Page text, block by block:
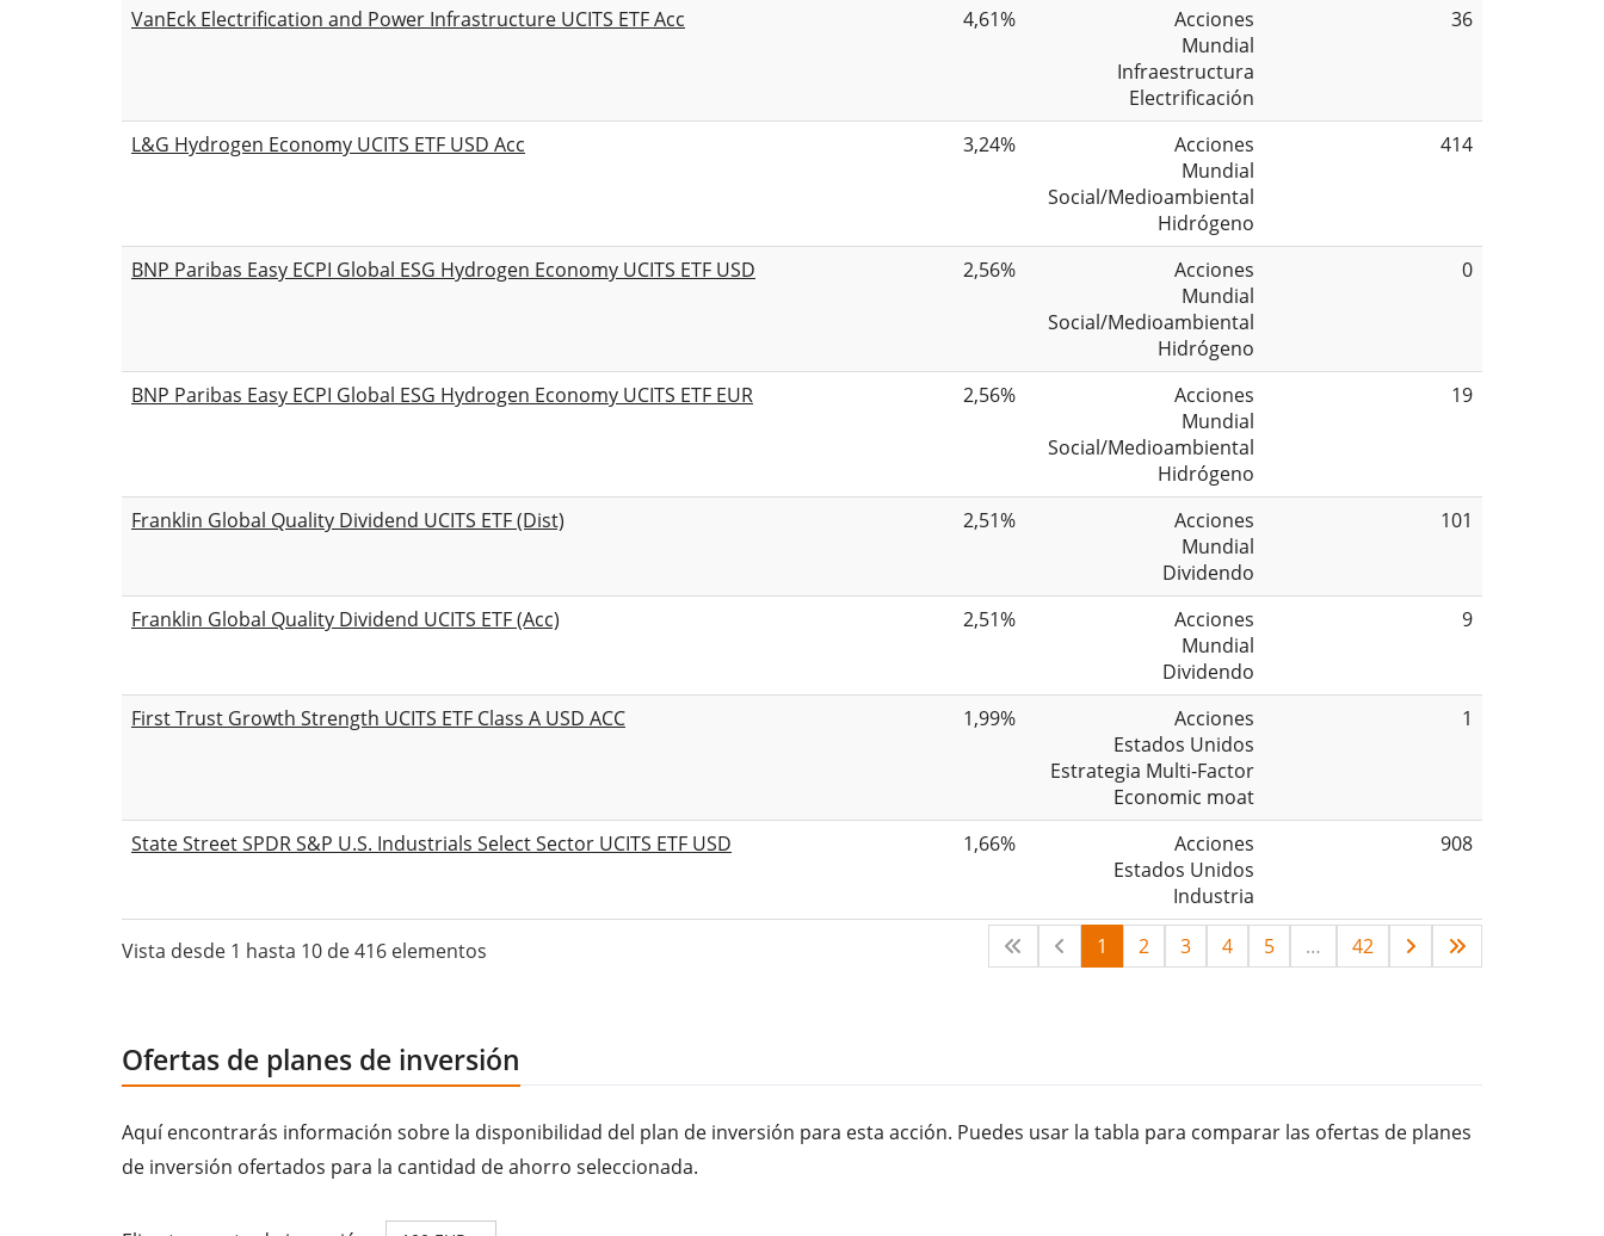
VanEck Electrification and Power Infrastructure UCITS ETF Acc 4,61%
Acciones
Mundial
Infraestructura
Electrificación
36
L&G Hydrogen Economy UCITS ETF USD Acc 3,24%
Acciones
Mundial
Social/Medioambiental
Hidrógeno
414
BNP Paribas Easy ECPI Global ESG Hydrogen Economy UCITS ETF USD 2,56%
Acciones
Mundial
Social/Medioambiental
Hidrógeno
0
BNP Paribas Easy ECPI Global ESG Hydrogen Economy UCITS ETF EUR 2,56%
Acciones
Mundial
Social/Medioambiental
Hidrógeno
19
Franklin Global Quality Dividend UCITS ETF (Dist) 2,51%
Acciones
Mundial
Dividendo
101
Franklin Global Quality Dividend UCITS ETF (Acc) 2,51%
Acciones
Mundial
Dividendo
9
First Trust Growth Strength UCITS ETF Class A USD ACC 1,99%
Acciones
Estados Unidos
Estrategia Multi-Factor
Economic moat
1
State Street SPDR S&P U.S. Industrials Select Sector UCITS ETF USD 1,66%
Acciones
Estados Unidos
Industria
908
Vista desde 1 hasta 10 de 416 elementos 1 2 3 4 5 … 42
Ofertas de planes de inversión
Aquí encontrarás información sobre la disponibilidad del plan de inversión para esta acción. Puedes usar la tabla para comparar las ofertas de planes
de inversión ofertados para la cantidad de ahorro seleccionada.